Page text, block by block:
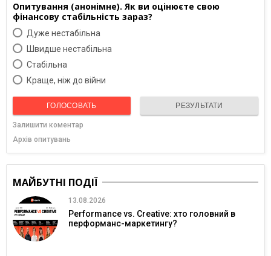
Опитування (анонімне). Як ви оцінюєте свою
фінансову стабільність зараз?
Дуже нестабільна
Швидше нестабільна
Cтабільна
Краще, ніж до війни
ГОЛОСОВАТЬ РЕЗУЛЬТАТИ
Залишити коментар
Архів опитувань
МАЙБУТНІ ПОДІЇ
13.08.2026
Performance vs. Creative: хто головний в
перформанс-маркетингу?